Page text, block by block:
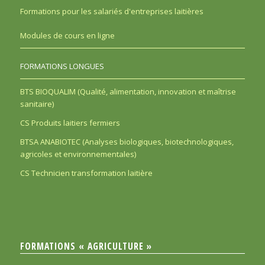
Formations pour les salariés d'entreprises laitières
Modules de cours en ligne
FORMATIONS LONGUES
BTS BIOQUALIM (Qualité, alimentation, innovation et maîtrise
sanitaire)
CS Produits laitiers fermiers
BTSA ANABIOTEC (Analyses biologiques, biotechnologiques,
agricoles et environnementales)
CS Technicien transformation laitière
FORMATIONS « AGRICULTURE »